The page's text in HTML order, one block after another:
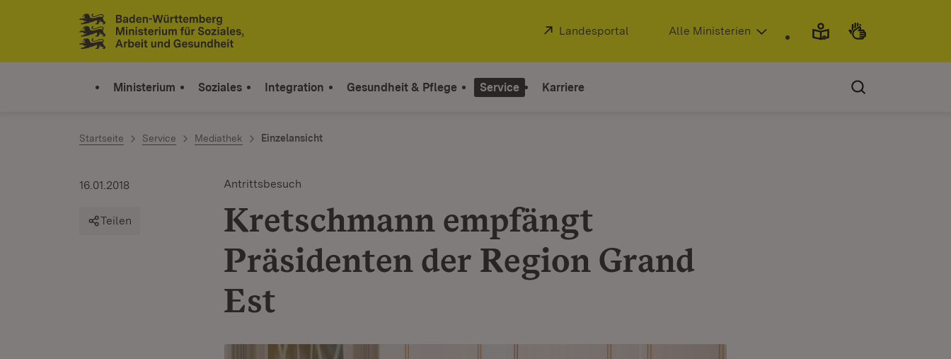
Zum Inhalt springen
Link zur Startseite
Extern:
Landesportal (Öffnet in neuem Fenster)
Alle Ministerien
Ministerium Soziales Integration Gesundheit & Pflege Service Karriere
Startseite Service Mediathek Einzelansicht
Antrittsbesuch
Kretschmann empfängt
Präsidenten der Region Grand
Est
16.01.2018
Teilen